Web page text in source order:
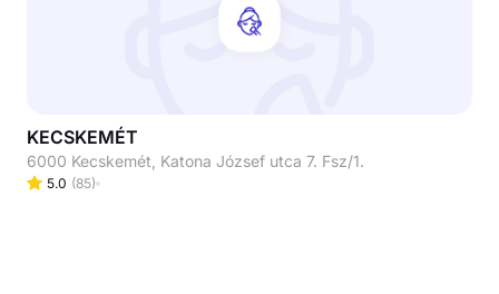
KECSKEMÉT
6000 Kecskemét, Katona József utca 7. Fsz/1.
5.0 (85)